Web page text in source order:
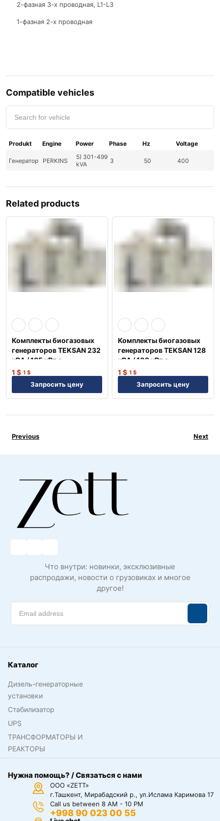
2-фазная 3-х проводная, L1-L3
1-фазная 2-х проводная
Compatible vehicles
Produkt Engine Power Phase Hz Voltage
Генератор PERKINS
5) 301-499
kVA
3 50 400
Related products
Комплекты биогазовых
генераторов TEKSAN 232
кВА / 185 кВт с
двигателем MAN
Немецкий
1 $ 1 $
Запросить цену
Комплекты биогазовых
генераторов TEKSAN 128
кВА / 102 кВт с
двигателем MAN
Немецкий
1 $ 1 $
Запросить цену
Previous Next
Что внутри: новинки, эксклюзивные
распродажи, новости о грузовиках и многое
другое!
Каталог
Дизель-генераторные
установки
Стабилизатор
UPS
ТРАНСФОРМАТОРЫ И
РЕАКТОРЫ
Нужна помощь? / Связаться с нами
ООО «ZETT»
г.Ташкент, Мирабадский р., ул.Ислама Каримова 17
Call us between 8 AM - 10 PM
+998 90 023 00 55